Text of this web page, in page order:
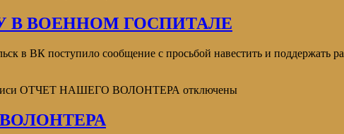
ВОЕННОМ ГОСПИТАЛЕ
в ВК поступило сообщение с просьбой навестить и поддержать
ОТЧЕТ НАШЕГО ВОЛОНТЕРА отключены